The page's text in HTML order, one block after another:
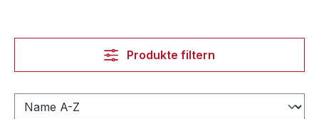
Produkte filtern